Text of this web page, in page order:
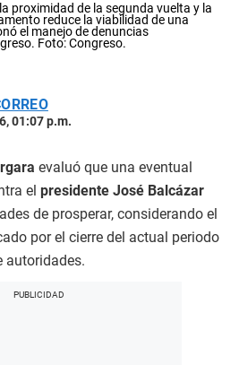
proximidad de la segunda vuelta y la
reduce la viabilidad de una
el manejo de denuncias
Foto: Congreso.
01:07 p.m.
evaluó que una eventual
el presidente José Balcázar
de prosperar, considerando el
por el cierre del actual periodo
autoridades.